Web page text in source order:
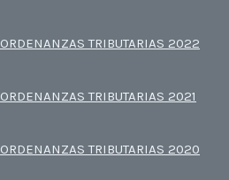
ORDENANZAS TRIBUTARIAS 2022
ORDENANZAS TRIBUTARIAS 2021
ORDENANZAS TRIBUTARIAS 2020